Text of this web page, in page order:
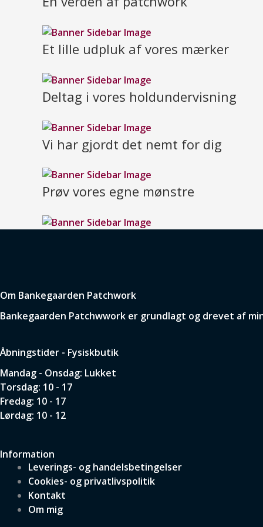
Et lille udpluk af vores mærker
Deltag i vores holdundervisning
Vi har gjordt det nemt for dig
Prøv vores egne mønstre
Om Bankegaarden Patchwork
Bankegaarden Patchwwork er grundlagt og drevet af
Åbningstider - Fysiskbutik
Mandag - Onsdag: Lukket
Torsdag: 10 - 17
Fredag: 10 - 17
Lørdag: 10 - 12
Information
Leverings- og handelsbetingelser
Cookies- og privatlivspolitik
Kontakt
Om mig